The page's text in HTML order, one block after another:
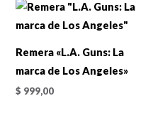
Remera «L.A. Guns: La
marca de Los Angeles»
$ 999,00